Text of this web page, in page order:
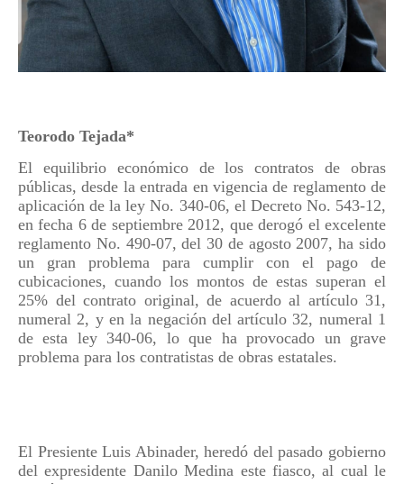
Teorodo Tejada*
El equilibrio económico de los contratos de obras
públicas, desde la entrada en vigencia de reglamento de
aplicación de la ley No. 340-06, el Decreto No. 543-12,
en fecha 6 de septiembre 2012, que derogó el excelente
reglamento No. 490-07, del 30 de agosto 2007, ha sido
un gran problema para cumplir con el pago de
cubicaciones, cuando los montos de estas superan el
25% del contrato original, de acuerdo al artículo 31,
numeral 2, y en la negación del artículo 32, numeral 1
de esta ley 340-06, lo que ha provocado un grave
problema para los contratistas de obras estatales.
El Presiente Luis Abinader, heredó del pasado gobierno
del expresidente Danilo Medina este fiasco, al cual le